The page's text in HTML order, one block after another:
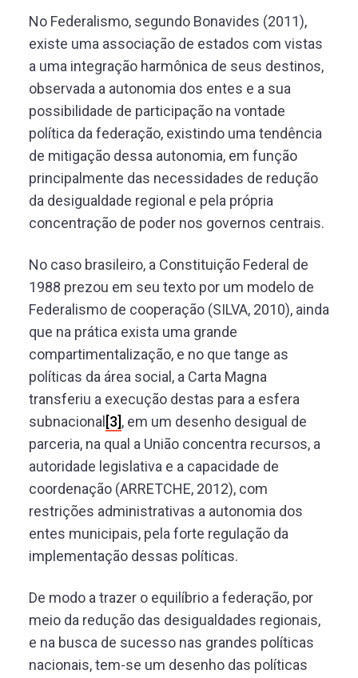
No Federalismo, segundo Bonavides (2011),
existe uma associação de estados com vistas
a uma integração harmônica de seus destinos,
observada a autonomia dos entes e a sua
possibilidade de participação na vontade
política da federação, existindo uma tendência
de mitigação dessa autonomia, em função
principalmente das necessidades de redução
da desigualdade regional e pela própria
concentração de poder nos governos centrais.
No caso brasileiro, a Constituição Federal de
1988 prezou em seu texto por um modelo de
Federalismo de cooperação (SILVA, 2010), ainda
que na prática exista uma grande
compartimentalização, e no que tange as
políticas da área social, a Carta Magna
transferiu a execução destas para a esfera
subnacional [3], em um desenho desigual de
parceria, na qual a União concentra recursos, a
autoridade legislativa e a capacidade de
coordenação (ARRETCHE, 2012), com
restrições administrativas a autonomia dos
entes municipais, pela forte regulação da
implementação dessas políticas.
De modo a trazer o equilíbrio a federação, por
meio da redução das desigualdades regionais,
e na busca de sucesso nas grandes políticas
nacionais, tem-se um desenho das políticas